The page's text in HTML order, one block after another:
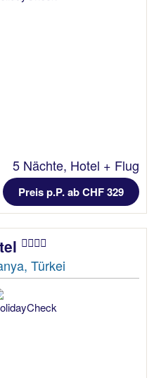
5 Nächte, Hotel + Flug
Preis p.P. ab CHF 329
Türkei